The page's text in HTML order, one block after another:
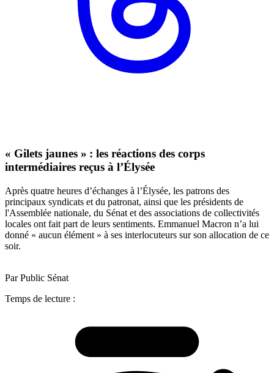
« Gilets jaunes » : les réactions des corps
intermédiaires reçus à l’Élysée
Après quatre heures d’échanges à l’Élysée, les patrons des
principaux syndicats et du patronat, ainsi que les présidents de
l'Assemblée nationale, du Sénat et des associations de collectivités
locales ont fait part de leurs sentiments. Emmanuel Macron n’a lui
donné « aucun élément » à ses interlocuteurs sur son allocation de ce
soir.
Par Public Sénat
Temps de lecture :